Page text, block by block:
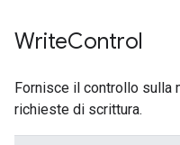
WriteControl
Fornisce il controllo sulla
richieste di scrittura.